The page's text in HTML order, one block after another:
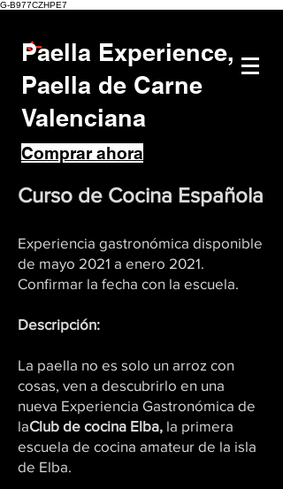
G-B977CZHPE7
Paella Experience,
Paella de Carne
Valenciana
Comprar ahora
Curso de Cocina Española
Experiencia gastronómica disponible
de mayo 2021 a enero 2021.
Confirmar la fecha con la escuela.
Descripción:
La paella no es solo un arroz con
cosas, ven a descubrirlo en una
nueva Experiencia Gastronómica de
laClub de cocina Elba, la primera
escuela de cocina amateur de la isla
de Elba.